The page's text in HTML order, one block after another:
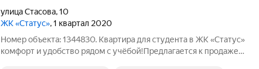
улица Стасова,10
ЖК «Статус», 1 квартал 2020
Номер объекта: 1344830. Квартира для студента в ЖК «Статус»
комфорт и удобство рядом с учёбой!Предлагается к продаже